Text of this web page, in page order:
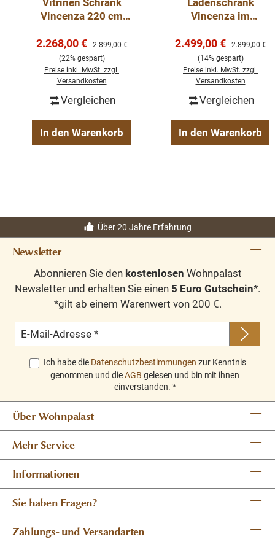
Vitrinen Schrank
Vincenza 220 cm
Landhaus Vitrine
Verkaufspreis:
2.268,00 € Regulärer Preis:
2.899,00 €
(22% gespart)
Preise inkl. MwSt. zzgl.
Versandkosten
Vergleichen
In den Warenkorb
Ladenschrank
Vincenza im
cm - schwarz/weiß
Verkaufspreis:
2.499,00 € Regulärer
2.899,00 €
(14% gespart)
Preise inkl. MwSt. zzgl.
Versandkosten
Vergleichen
In den Warenkorb
Über 20 Jahre Erfahrung
Newsletter
Abonnieren Sie den kostenlosen Wohnpalast
Newsletter und erhalten Sie einen 5 Euro Gutschein*.
*gilt ab einem Warenwert von 200 €.
E-Mail-Adresse *
Ich habe die Datenschutzbestimmungen zur Kenntnis
genommen und dieAGB gelesen und bin mit ihnen
einverstanden. *
Über Wohnpalast
Mehr Service
Informationen
Sie haben Fragen?
Zahlungs- und Versandarten